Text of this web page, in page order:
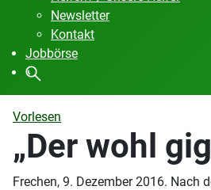
Newsletter
Kontakt
Jobbörse
Vorlesen
„Der wohl
Frechen, 9. Dezember 2016. Nach